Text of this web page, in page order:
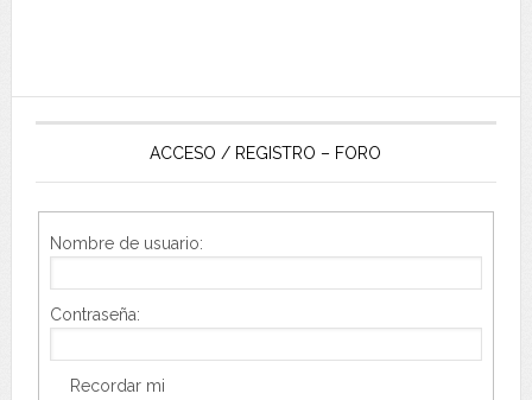
ACCESO / REGISTRO – FORO
Nombre de usuario:
Contraseña:
Recordar mi